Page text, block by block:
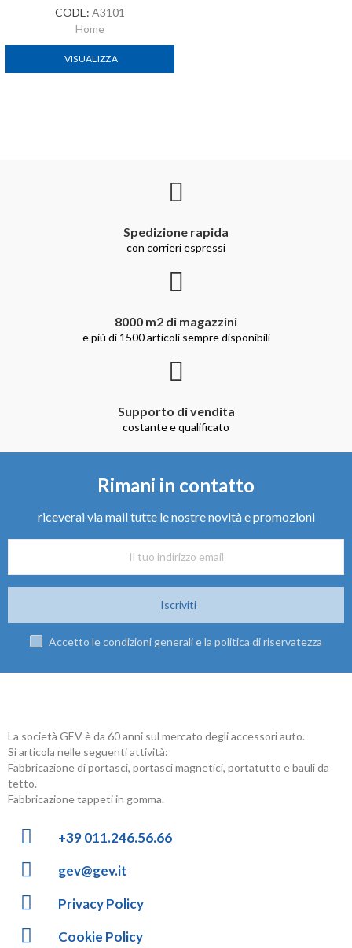
CODE: A3101
Home
VISUALIZZA
Spedizione rapida
con corrieri espressi
8000 m2 di magazzini
e più di 1500 articoli sempre disponibili
Supporto di vendita
costante e qualificato
Rimani in contatto
riceverai via mail tutte le nostre novità e promozioni
Iscriviti
Accetto le condizioni generali e la politica di riservatezza
La società GEV è da 60 anni sul mercato degli accessori auto.
Si articola nelle seguenti attività:
Fabbricazione di portasci, portasci magnetici, portatutto e bauli da
tetto.
Fabbricazione tappeti in gomma.
+39 011.246.56.66
gev@gev.it
Privacy Policy
Cookie Policy